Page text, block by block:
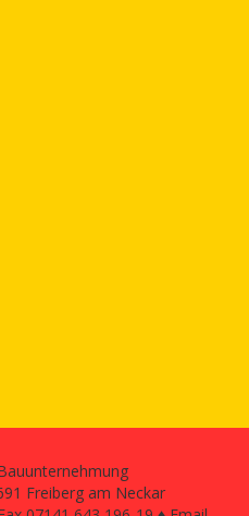
Freiberg am Neckar